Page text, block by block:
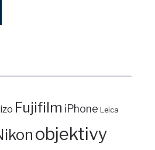
Fujifilm iPhone Leica
objektivy